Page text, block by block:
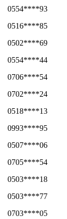
0554****93
0516****85
0502****69
0554****44
0706****54
0702****24
0518****13
0993****95
0507****06
0705****54
0503****18
0503****77
0703****05